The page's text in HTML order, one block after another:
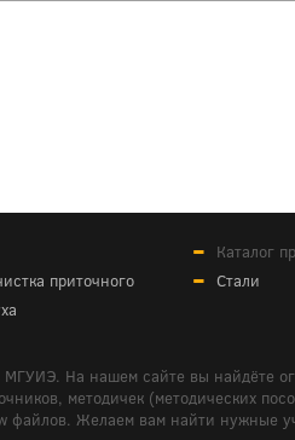
приточного
Каталог
Стали
МГУИЭ. На нашем сайте вы найдёте
методичек (методических
Желаем вам найти нужные